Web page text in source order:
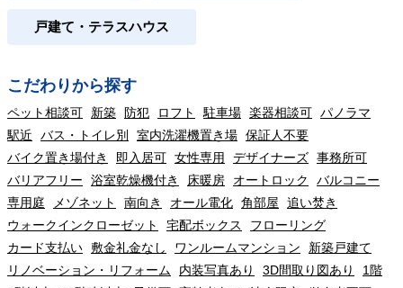
戸建て・テラスハウス
こだわりから探す
ペット相談可 新築 防犯 ロフト 駐車場 楽器相談可 パノラマ
駅近
バス・トイレ別 室内洗濯機置き場 保証人不要
バイク置き場付き
即入居可 女性専用 デザイナーズ 事務所可
バリアフリー
浴室乾燥機付き 床暖房 オートロック
バルコニー
専用庭
メゾネット 南向き オール電化 角部屋
追い焚き
ウォークインクローゼット
宅配ボックス
フローリング
カード支払い 敷金礼金なし ワンルームマンション
新築戸建て
リノベーション・リフォーム
内装写真あり 3D間取り図あり
1階